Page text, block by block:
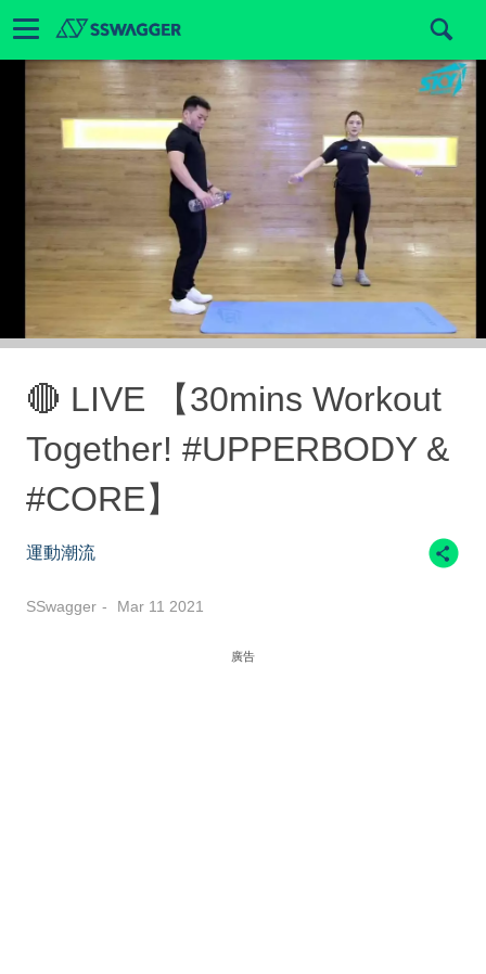
🔴 LIVE 【30mins Workout
Together! #UPPERBODY &
#CORE】
運動潮流
SSwagger Mar 11 2021
廣告